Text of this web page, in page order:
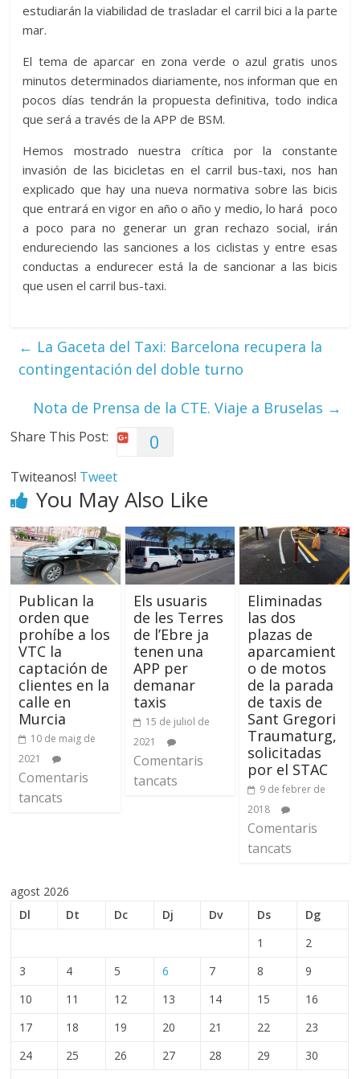
estudiarán la viabilidad de trasladar el carril bici a la parte
mar.
El tema de aparcar en zona verde o azul gratis unos
minutos determinados diariamente, nos informan que en
pocos días tendrán la propuesta definitiva, todo indica
que será a través de la APP de BSM.
Hemos mostrado nuestra crítica por la constante
invasión de las bicicletas en el carril bus-taxi, nos han
explicado que hay una nueva normativa sobre las bicis
que entrará en vigor en año o año y medio, lo hará poco
a poco para no generar un gran rechazo social, irán
endureciendo las sanciones a los ciclistas y entre esas
conductas a endurecer está la de sancionar a las bicis
que usen el carril bus-taxi.
← La Gaceta del Taxi: Barcelona recupera la
contingentación del doble turno
Nota de Prensa de la CTE. Viaje a Bruselas →
Share This Post: 0
Twiteanos! Tweet
You May Also Like
Publican la
orden que
prohíbe a los
VTC la
captación de
clientes en la
calle en
Murcia
10 de maig de
2021
Comentaris
tancats
Els usuaris
de les Terres
de l’Ebre ja
tenen una
APP per
demanar
taxis
15 de juliol de
2021
Comentaris
tancats
Eliminadas
las dos
plazas de
aparcamient
o de motos
de la parada
de taxis de
Sant Gregori
Traumaturg,
solicitadas
por el STAC
9 de febrer de
2018
Comentaris
tancats
agost 2026
Dl
Dt Dc Dj Dv Ds
Dg
1
2
3
4 5 6 7 8
9
10
11 12 13 14 15
16
17
18 19 20 21 22
23
24
25 26 27 28 29
30